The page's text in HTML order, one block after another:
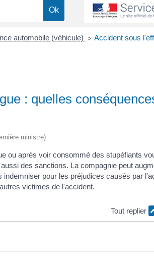
automobile (véhicule) > Accident sous
: quelles
ministre)
ou après voir consommé des stupéfiants
des sanctions. La compagnie peut
pour les préjudices causés par
victimes de l'accident.
Tout replier